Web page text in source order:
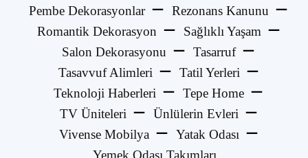
Pembe Dekorasyonlar
Rezonans Kanunu
Romantik Dekorasyon
Sağlıklı Yaşam
Salon Dekorasyonu
Tasarruf
Tasavvuf Alimleri
Tatil Yerleri
Teknoloji Haberleri
Tepe Home
TV Üniteleri
Ünlülerin Evleri
Vivense Mobilya
Yatak Odası
Yemek Odası Takımları